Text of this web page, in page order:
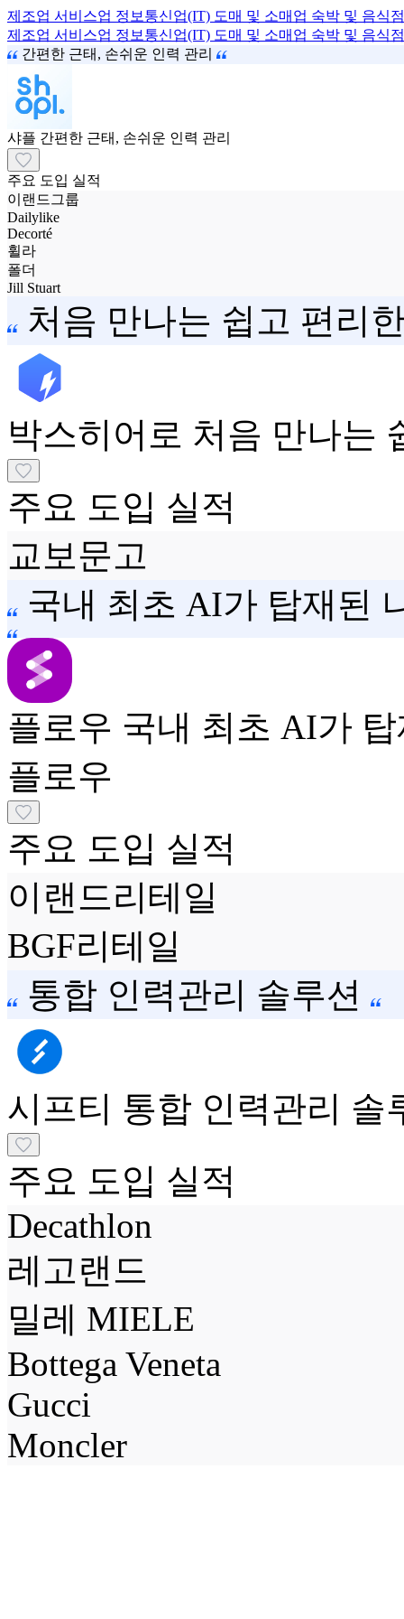
제조업 서비스업 정보통신업(IT) 도매 및 소매업 숙박 및 음식
제조업 서비스업 정보통신업(IT) 도매 및 소매업 숙박 및 음식
간편한 근태, 손쉬운 인력 관리
샤플 간편한 근태, 손쉬운 인력 관리
주요 도입 실적
이랜드그룹
Dailylike
Decorté
휠라
폴더
Jill Stuart
처음 만나는 쉽고 편리
박스히어로 처음 만나는
주요 도입 실적
교보문고
국내 최초 AI가 탑재된
플로우 국내 최초 AI가
플로우
주요 도입 실적
이랜드리테일
BGF리테일
통합 인력관리 솔루션
시프티 통합 인력관리 솔
주요 도입 실적
Decathlon
레고랜드
밀레 MIELE
Bottega Veneta
Gucci
Moncler